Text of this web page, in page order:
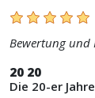
Bewertung und
20 20
Die 20-er